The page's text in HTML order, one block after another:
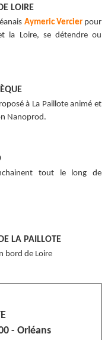
LOIRE
Aymeric Vercierpour
la Loire, se détendre ou
à La Paillote animé et
Nanoprod.
tout le long de
LA PAILLOTE
bord de Loire
- Orléans